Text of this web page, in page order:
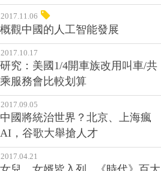
概觀中國的人工智能發展
2017.10.17
研究：美國1/4開車族改用叫車/共
乘服務會比較划算
2017.09.05
中國將統治世界？北京、上海瘋
AI，谷歌大舉搶人才
2017.04.21
女兒、女婿皆入列...《時代》百大